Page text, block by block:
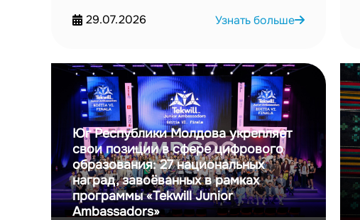
29.07.2026
Узнать больше
Юг Республики Молдова укрепляет
свои позиции в сфере цифрового
образования: 27 национальных
наград, завоёванных в рамках
программы «Tekwill Junior
Ambassadors»